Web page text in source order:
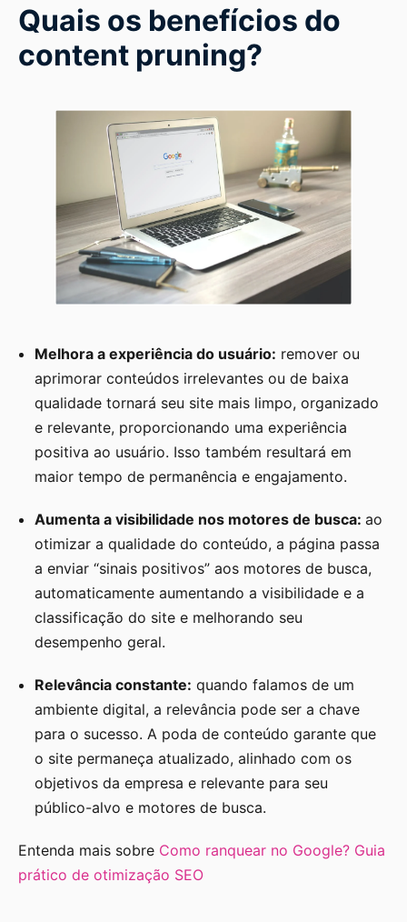
Quais os benefícios do
content pruning?
Melhora a experiência do usuário: remover ou
aprimorar conteúdos irrelevantes ou de baixa
qualidade tornará seu site mais limpo, organizado
e relevante, proporcionando uma experiência
positiva ao usuário. Isso também resultará em
maior tempo de permanência e engajamento.
Aumenta a visibilidade nos motores de busca: ao
otimizar a qualidade do conteúdo, a página passa
a enviar “sinais positivos” aos motores de busca,
automaticamente aumentando a visibilidade e a
classificação do site e melhorando seu
desempenho geral.
Relevância constante: quando falamos de um
ambiente digital, a relevância pode ser a chave
para o sucesso. A poda de conteúdo garante que
o site permaneça atualizado, alinhado com os
objetivos da empresa e relevante para seu
público-alvo e motores de busca.
Entenda mais sobre Como ranquear no Google? Guia
prático de otimização SEO